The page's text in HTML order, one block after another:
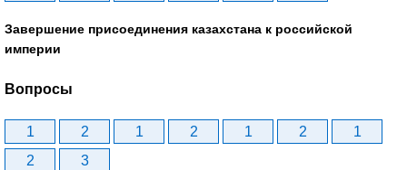
Завершение присоединения казахстана к российской
империи
Вопросы
1 2 1 2 1 2
1
2
3